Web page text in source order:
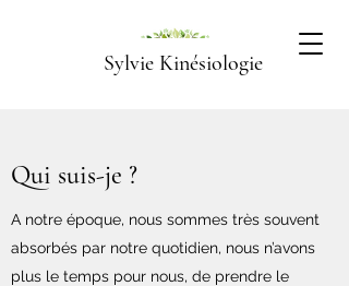
Sylvie Kinésiologie
Qui suis-je ?
A notre époque, nous sommes très souvent
absorbés par notre quotidien, nous n’avons
plus le temps pour nous, de prendre le